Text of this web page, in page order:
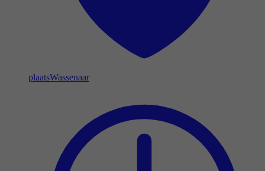
plaatsWassenaar